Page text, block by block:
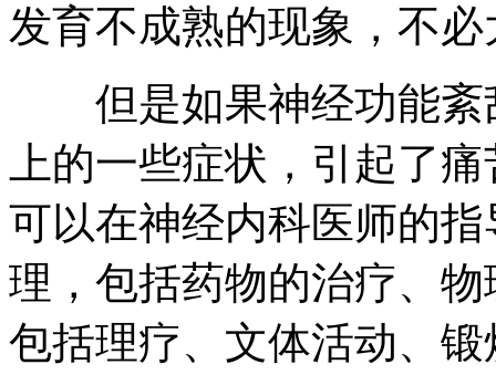
发育不成熟的现象，不
但是如果神经功能紊
上的一些症状，引起了
可以在神经内科医师的
理，包括药物的治疗、
包括理疗、文体活动、